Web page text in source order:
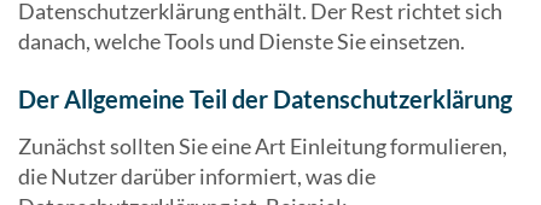
Datenschutzerklärung enthält. Der Rest richtet sich
danach, welche Tools und Dienste Sie einsetzen.
Der Allgemeine Teil der Datenschutzerklärung
Zunächst sollten Sie eine Art Einleitung formulieren,
die Nutzer darüber informiert, was die